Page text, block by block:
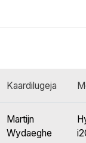
Kaardilugeja
Martijn
Wydaeghe